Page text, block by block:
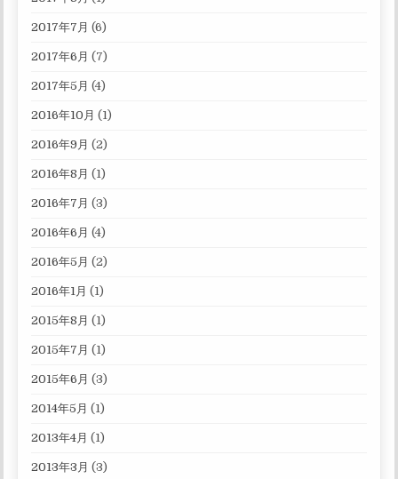
2017年7月 (6)
2017年6月 (7)
2017年5月 (4)
2016年10月 (1)
2016年9月 (2)
2016年8月 (1)
2016年7月 (3)
2016年6月 (4)
2016年5月 (2)
2016年1月 (1)
2015年8月 (1)
2015年7月 (1)
2015年6月 (3)
2014年5月 (1)
2013年4月 (1)
2013年3月 (3)